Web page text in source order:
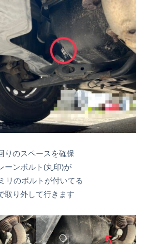
りのスペースを確保
ーンボルト(丸印)が
リのボルトが付いてる
取り外して行きます